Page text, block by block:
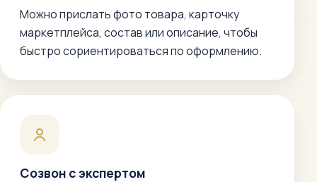
Можно прислать фото товара, карточку
маркетплейса, состав или описание, чтобы
быстро сориентироваться по оформлению.
Созвон с экспертом